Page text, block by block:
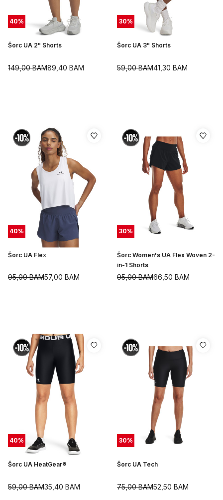
40%
Šorc UA 2" Shorts
89,40 BAM
149,00BAM
30%
Šorc UA 3" Shorts
41,30 BAM
59,00BAM
40%
Šorc UA Flex
57,00 BAM
95,00BAM
30%
Šorc Women's UA Flex Woven 2-
in-1 Shorts
66,50 BAM
95,00BAM
40%
Šorc UA HeatGear®
35,40 BAM
59,00BAM
30%
Šorc UA Tech
52,50 BAM
75,00BAM